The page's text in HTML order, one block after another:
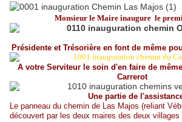
Monsieur le Maire inaugure le
Présidente et Trésorière en font de même
A votre Serviteur le soin d'en faire de
Carrerot
Une partie de
Le panneau du chemin de Las Majos (reliant
découvert par les deux maires des deux